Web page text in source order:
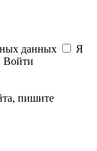
данных
Я
Войти
пишите